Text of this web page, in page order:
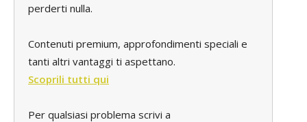
perderti nulla.
Contenuti premium, approfondimenti speciali e
tanti altri vantaggi ti aspettano.
Scoprili tutti qui
Per qualsiasi problema scrivi a